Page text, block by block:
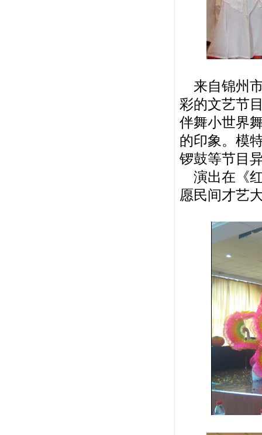
来自锦州
彩的文艺节
伴舞小世界
的印象。模
锣鼓等节目
演出在《
愿民间才艺